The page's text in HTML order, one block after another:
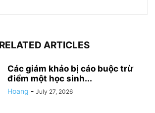
RELATED ARTICLES
Các giám khảo bị cáo buộc trừ
điểm một học sinh...
Hoang - July 27, 2026